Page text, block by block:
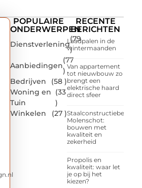
POPULAIRE
ONDERWERPEN
Dienstverlening
(79
)
Aanbiedingen
(77
)
Bedrijven
(58 )
Woning en
Tuin
(33
)
Winkelen
(27 )
RECENTE
BERICHTEN
Laadpalen in de
wintermaanden
Van appartement
tot nieuwbouw zo
brengt een
elektrische haard
direct sfeer
Staalconstructiebedrijf
Molenschot:
bouwen met
kwaliteit en
zekerheid
Propolis en
kwaliteit: waar let
je op bij het
kiezen?